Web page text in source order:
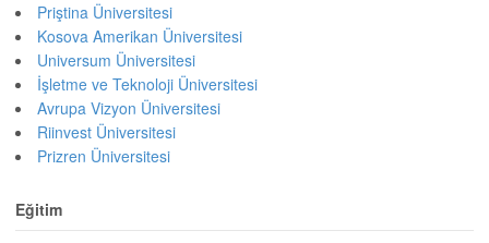
Priştina Üniversitesi
Kosova Amerikan Üniversitesi
Universum Üniversitesi
İşletme ve Teknoloji Üniversitesi
Avrupa Vizyon Üniversitesi
Riinvest Üniversitesi
Prizren Üniversitesi
Eğitim